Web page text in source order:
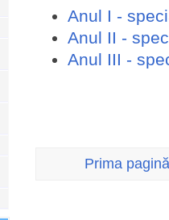
Anul I -
Anul II -
Anul III -
Prima pagină